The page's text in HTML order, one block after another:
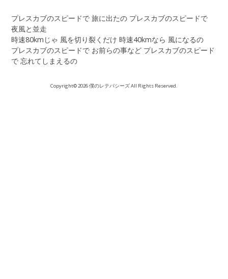
プレスカブのスピードで 旅に出たの プレスカブのスピードで
夜風と並走
時速80kmじゃ 風を切り裂くだけ 時速40kmなら 風になるの
プレスカブのスピードで お前らの事など プレスカブのスピード
で 忘れてしまえるの
Copyright© 2026 僕のレテパシーズ All Rights Reserved.